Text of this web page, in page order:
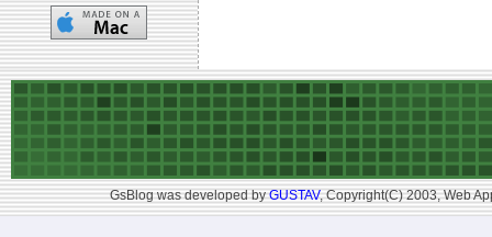
GsBlog was developed byGUSTAV, Copyright(C) 2003, Web